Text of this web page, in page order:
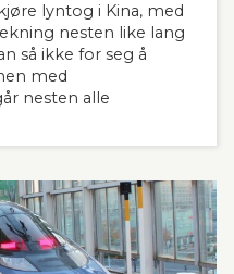
lyntog i Kina, med
nesten like lang
så ikke for seg å
med
nesten alle
Østlandet.
for raske,
lederne og
26.11.2024.